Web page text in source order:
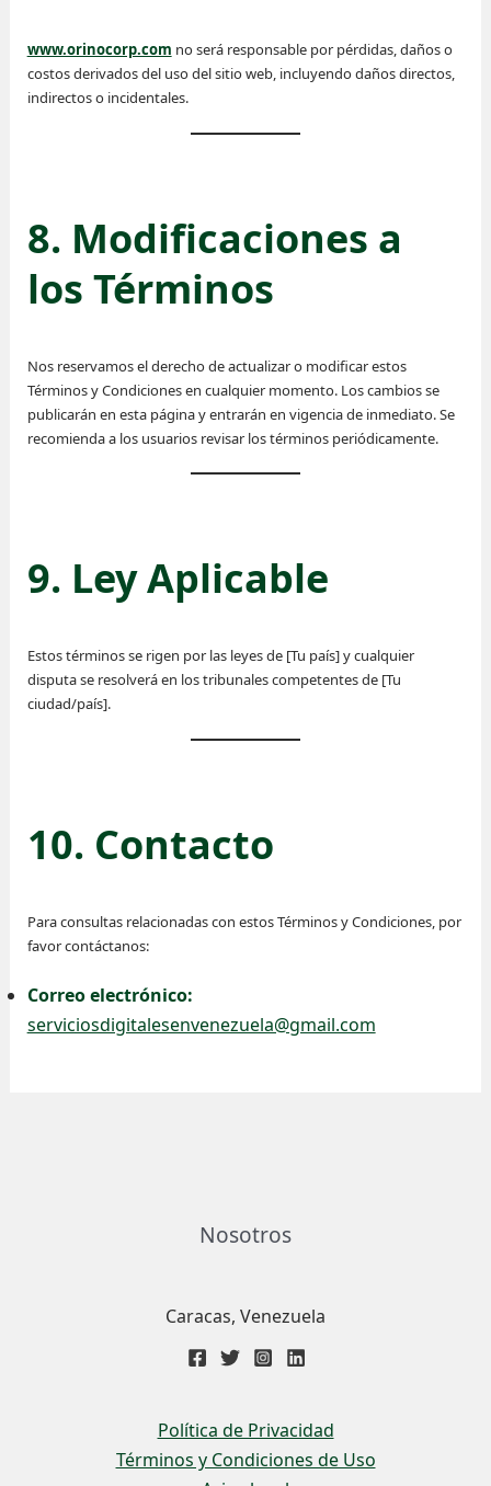
www.orinocorp.com no será responsable por pérdidas, daños o
costos derivados del uso del sitio web, incluyendo daños directos,
indirectos o incidentales.
8. Modificaciones a
los Términos
Nos reservamos el derecho de actualizar o modificar estos
Términos y Condiciones en cualquier momento. Los cambios se
publicarán en esta página y entrarán en vigencia de inmediato. Se
recomienda a los usuarios revisar los términos periódicamente.
9. Ley Aplicable
Estos términos se rigen por las leyes de [Tu país] y cualquier
disputa se resolverá en los tribunales competentes de [Tu
ciudad/país].
10. Contacto
Para consultas relacionadas con estos Términos y Condiciones, por
favor contáctanos:
Correo electrónico:
serviciosdigitalesenvenezuela@gmail.com
Nosotros
Caracas, Venezuela
Política de Privacidad
Términos y Condiciones de Uso